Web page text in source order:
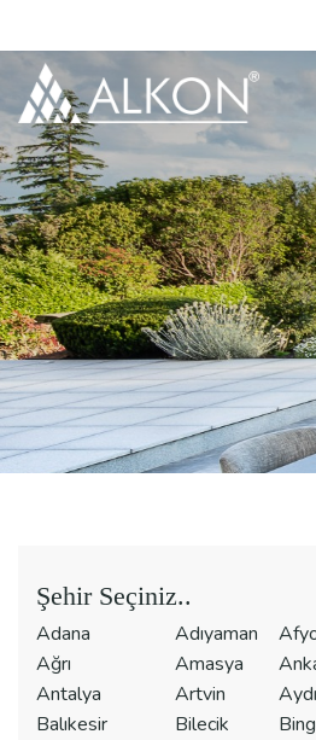
Şehir Seçiniz..
Adana Adıyaman
Ağrı
Amasya
Antalya
Artvin
Balıkesir
Bilecik